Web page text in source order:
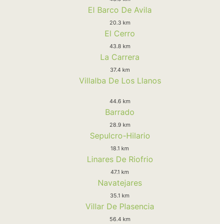
El Barco De Avila
20.3 km
El Cerro
43.8 km
La Carrera
37.4 km
Villalba De Los Llanos
44.6 km
Barrado
28.9 km
Sepulcro-Hilario
18.1 km
Linares De Riofrio
47.1 km
Navatejares
35.1 km
Villar De Plasencia
56.4 km